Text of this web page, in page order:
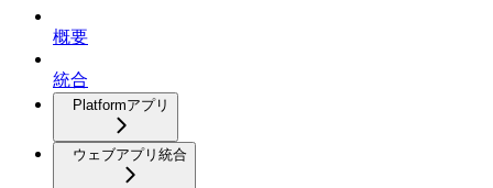
概要
統合
Platformアプリ
ウェブアプリ統合